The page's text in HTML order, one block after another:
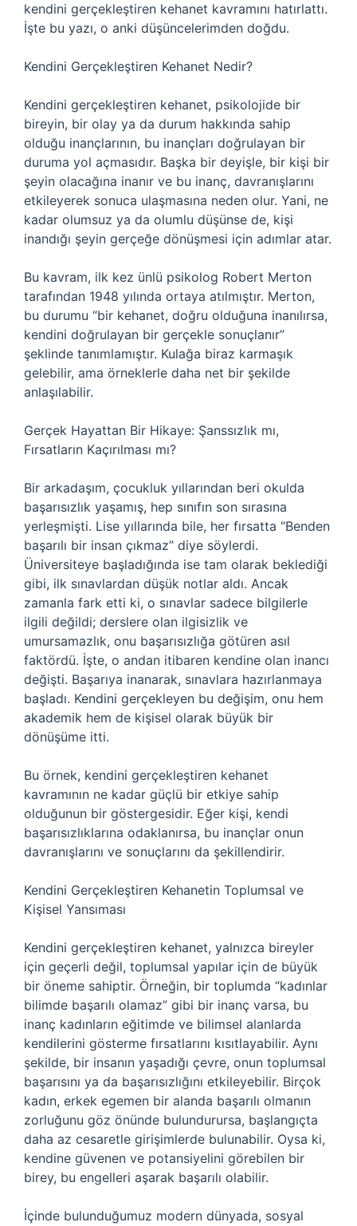
kendini gerçekleştiren kehanet kavramını hatırlattı.
İşte bu yazı, o anki düşüncelerimden doğdu.
Kendini Gerçekleştiren Kehanet Nedir?
Kendini gerçekleştiren kehanet, psikolojide bir
bireyin, bir olay ya da durum hakkında sahip
olduğu inançlarının, bu inançları doğrulayan bir
duruma yol açmasıdır. Başka bir deyişle, bir kişi bir
şeyin olacağına inanır ve bu inanç, davranışlarını
etkileyerek sonuca ulaşmasına neden olur. Yani, ne
kadar olumsuz ya da olumlu düşünse de, kişi
inandığı şeyin gerçeğe dönüşmesi için adımlar atar.
Bu kavram, ilk kez ünlü psikolog Robert Merton
tarafından 1948 yılında ortaya atılmıştır. Merton,
bu durumu “bir kehanet, doğru olduğuna inanılırsa,
kendini doğrulayan bir gerçekle sonuçlanır”
şeklinde tanımlamıştır. Kulağa biraz karmaşık
gelebilir, ama örneklerle daha net bir şekilde
anlaşılabilir.
Gerçek Hayattan Bir Hikaye: Şanssızlık mı,
Fırsatların Kaçırılması mı?
Bir arkadaşım, çocukluk yıllarından beri okulda
başarısızlık yaşamış, hep sınıfın son sırasına
yerleşmişti. Lise yıllarında bile, her fırsatta “Benden
başarılı bir insan çıkmaz” diye söylerdi.
Üniversiteye başladığında ise tam olarak beklediği
gibi, ilk sınavlardan düşük notlar aldı. Ancak
zamanla fark etti ki, o sınavlar sadece bilgilerle
ilgili değildi; derslere olan ilgisizlik ve
umursamazlık, onu başarısızlığa götüren asıl
faktördü. İşte, o andan itibaren kendine olan inancı
değişti. Başarıya inanarak, sınavlara hazırlanmaya
başladı. Kendini gerçekleyen bu değişim, onu hem
akademik hem de kişisel olarak büyük bir
dönüşüme itti.
Bu örnek, kendini gerçekleştiren kehanet
kavramının ne kadar güçlü bir etkiye sahip
olduğunun bir göstergesidir. Eğer kişi, kendi
başarısızlıklarına odaklanırsa, bu inançlar onun
davranışlarını ve sonuçlarını da şekillendirir.
Kendini Gerçekleştiren Kehanetin Toplumsal ve
Kişisel Yansıması
Kendini gerçekleştiren kehanet, yalnızca bireyler
için geçerli değil, toplumsal yapılar için de büyük
bir öneme sahiptir. Örneğin, bir toplumda “kadınlar
bilimde başarılı olamaz” gibi bir inanç varsa, bu
inanç kadınların eğitimde ve bilimsel alanlarda
kendilerini gösterme fırsatlarını kısıtlayabilir. Aynı
şekilde, bir insanın yaşadığı çevre, onun toplumsal
başarısını ya da başarısızlığını etkileyebilir. Birçok
kadın, erkek egemen bir alanda başarılı olmanın
zorluğunu göz önünde bulundurursa, başlangıçta
daha az cesaretle girişimlerde bulunabilir. Oysa ki,
kendine güvenen ve potansiyelini görebilen bir
birey, bu engelleri aşarak başarılı olabilir.
İçinde bulunduğumuz modern dünyada, sosyal